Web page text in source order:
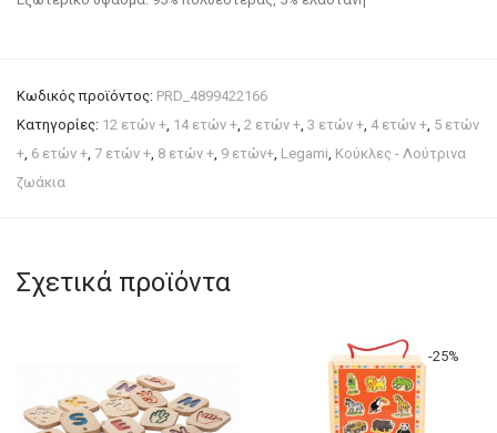
Κωδικός προϊόντος: PRD_4899422166
Κατηγορίες: 12 ετών +, 14 ετών +, 2 ετών +, 3 ετών +, 4 ετών +, 5 ετών
+, 6 ετών +, 7 ετών +, 8 ετών +, 9 ετών+, Legami, Κούκλες - Λούτρινα
ζωάκια
Σχετικά προϊόντα
-25%